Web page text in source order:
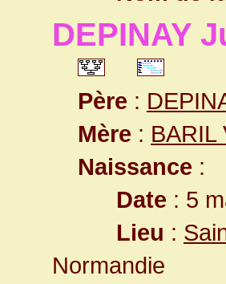
DEPINAY
Père :
Mère : BARIL
Naissance :
Date : 5
Lieu :
Normandie